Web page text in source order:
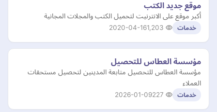
موقع جديد الكتب
أكبر موقع على الانترنيت لتحميل الكتب والمجلات المجانية
خدمات 2020-04-16
مؤسسة العطاس للتحصيل
مؤسسة العطاس للتحصيل متابعة المدينين لتحصيل مستحقات
العملاء
خدمات 2026-01-09